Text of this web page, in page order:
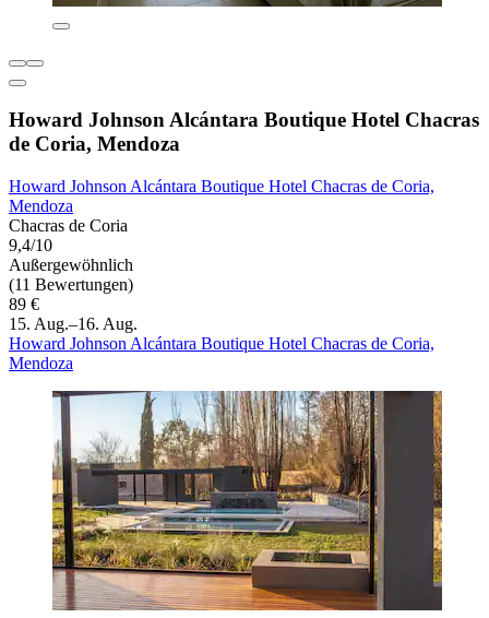
Howard Johnson Alcántara Boutique Hotel Chacras
de Coria, Mendoza
Howard Johnson Alcántara Boutique Hotel Chacras de Coria,
Mendoza
Chacras de Coria
9,4/10
Außergewöhnlich
(11 Bewertungen)
89 €
15. Aug.–16. Aug.
Howard Johnson Alcántara Boutique Hotel Chacras de Coria,
Mendoza